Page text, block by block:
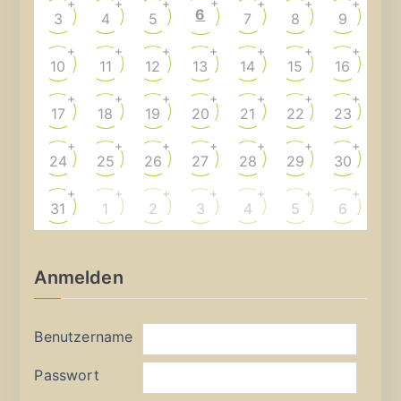
3
+
4
+
5
+
6 7
+
8
+
9
+
10
+
11
+
12
+
13
+
14
+
15
+
16
+
17
+
18
+
19
+
20
+
21
+
22
+
23
+
24
+
25
+
26
+
27
+
28
+
29
+
30
+
31
+
1
+
2
+
3
+
4
+
5
+
6
+
Anmelden
Benutzername
Passwort